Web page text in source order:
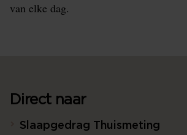
van elke dag.
Direct naar
Slaapgedrag Thuismeting